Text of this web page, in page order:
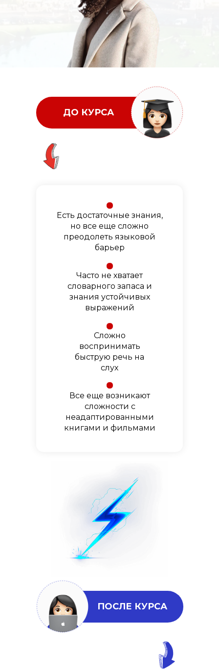
ДО КУРСА
ПОСЛЕ КУРСА
Есть достаточные знания,
но все еще сложно
преодолеть языковой
барьер
Часто не хватает
словарного запаса и
знания устойчивых
выражений
Сложно
воспринимать
быструю речь на
слух
Все еще возникают
сложности с
неадаптированными
книгами и фильмами